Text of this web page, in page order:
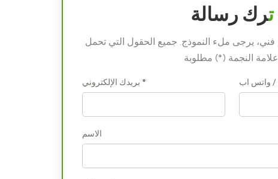
ترك رسالة
يرجى ملء النموذج. جميع الحقول التي تحمل
بريدك الإلكتروني * / واتس اب
الاسم